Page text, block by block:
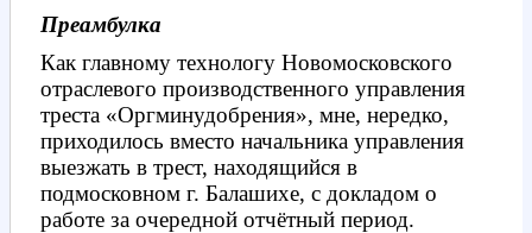
Преамбулка
Как главному технологу Новомосковского
отраслевого производственного управления
треста «Оргминудобрения», мне, нередко,
приходилось вместо начальника управления
выезжать в трест, находящийся в
подмосковном г. Балашихе, с докладом о
работе за очередной отчётный период.